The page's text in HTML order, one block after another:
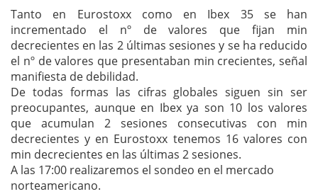
Tanto en Eurostoxx como en Ibex 35 se han
incrementado el nº de valores que fijan min
decrecientes en las 2 últimas sesiones y se ha reducido
el nº de valores que presentaban min crecientes, señal
manifiesta de debilidad.
De todas formas las cifras globales siguen sin ser
preocupantes, aunque en Ibex ya son 10 los valores
que acumulan 2 sesiones consecutivas con min
decrecientes y en Eurostoxx tenemos 16 valores con
min decrecientes en las últimas 2 sesiones.
A las 17:00 realizaremos el sondeo en el mercado
norteamericano.